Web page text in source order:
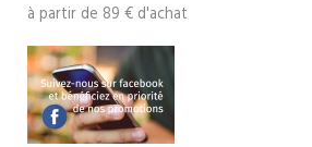
à partir de 89 € d'achat